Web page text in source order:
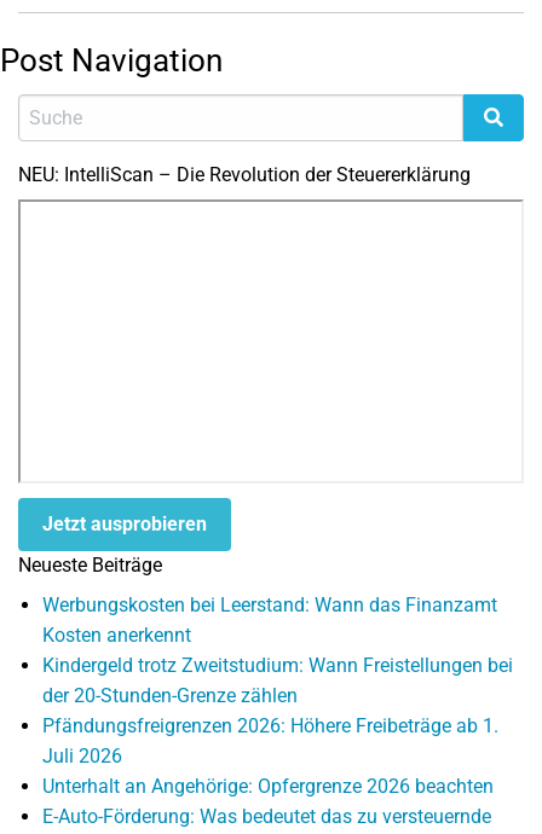
Post Navigation
NEU: IntelliScan – Die Revolution der Steuererklärung
Jetzt ausprobieren
Neueste Beiträge
Werbungskosten bei Leerstand: Wann das Finanzamt
Kosten anerkennt
Kindergeld trotz Zweitstudium: Wann Freistellungen bei
der 20-Stunden-Grenze zählen
Pfändungsfreigrenzen 2026: Höhere Freibeträge ab 1.
Juli 2026
Unterhalt an Angehörige: Opfergrenze 2026 beachten
E-Auto-Förderung: Was bedeutet das zu versteuernde